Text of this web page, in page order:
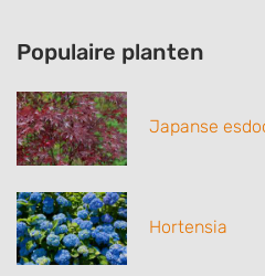
Populaire planten
Japanse
Hortensia